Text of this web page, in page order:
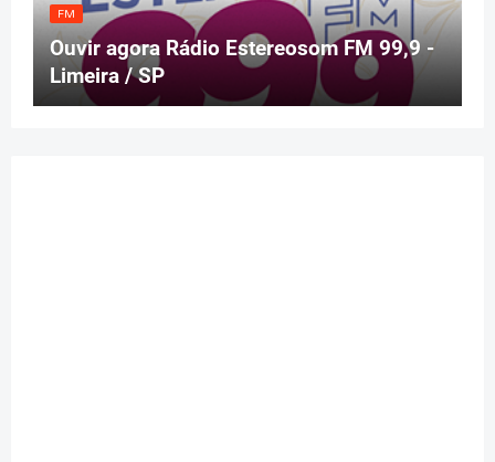
FM
Ouvir agora Rádio Estereosom FM 99,9 -
Limeira / SP